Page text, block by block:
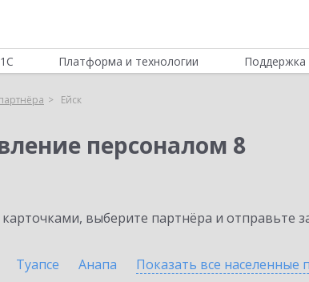
Платформа и технологии Поддержка
Ейск
персоналом 8
выберите партнёра и отправьте
Туапсе Анапа Показать все населенные